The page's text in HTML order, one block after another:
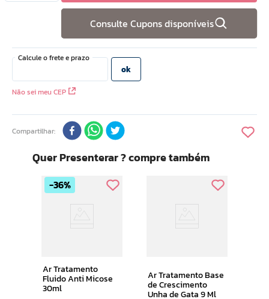
Consulte Cupons disponíveis
Não sei meu CEP
Compartilhar
Quer Presenterar ? compre também
36%
Ar Tratamento
Fluido Anti Micose
30ml
Ar Tratamento Base
de Crescimento
Unha de Gata 9 Ml